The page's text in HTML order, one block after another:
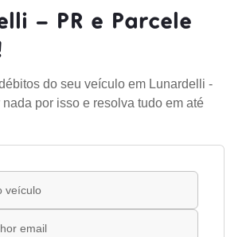
- PR e Parcele
do seu veículo em Lunardelli -
nada por isso e resolva tudo em até